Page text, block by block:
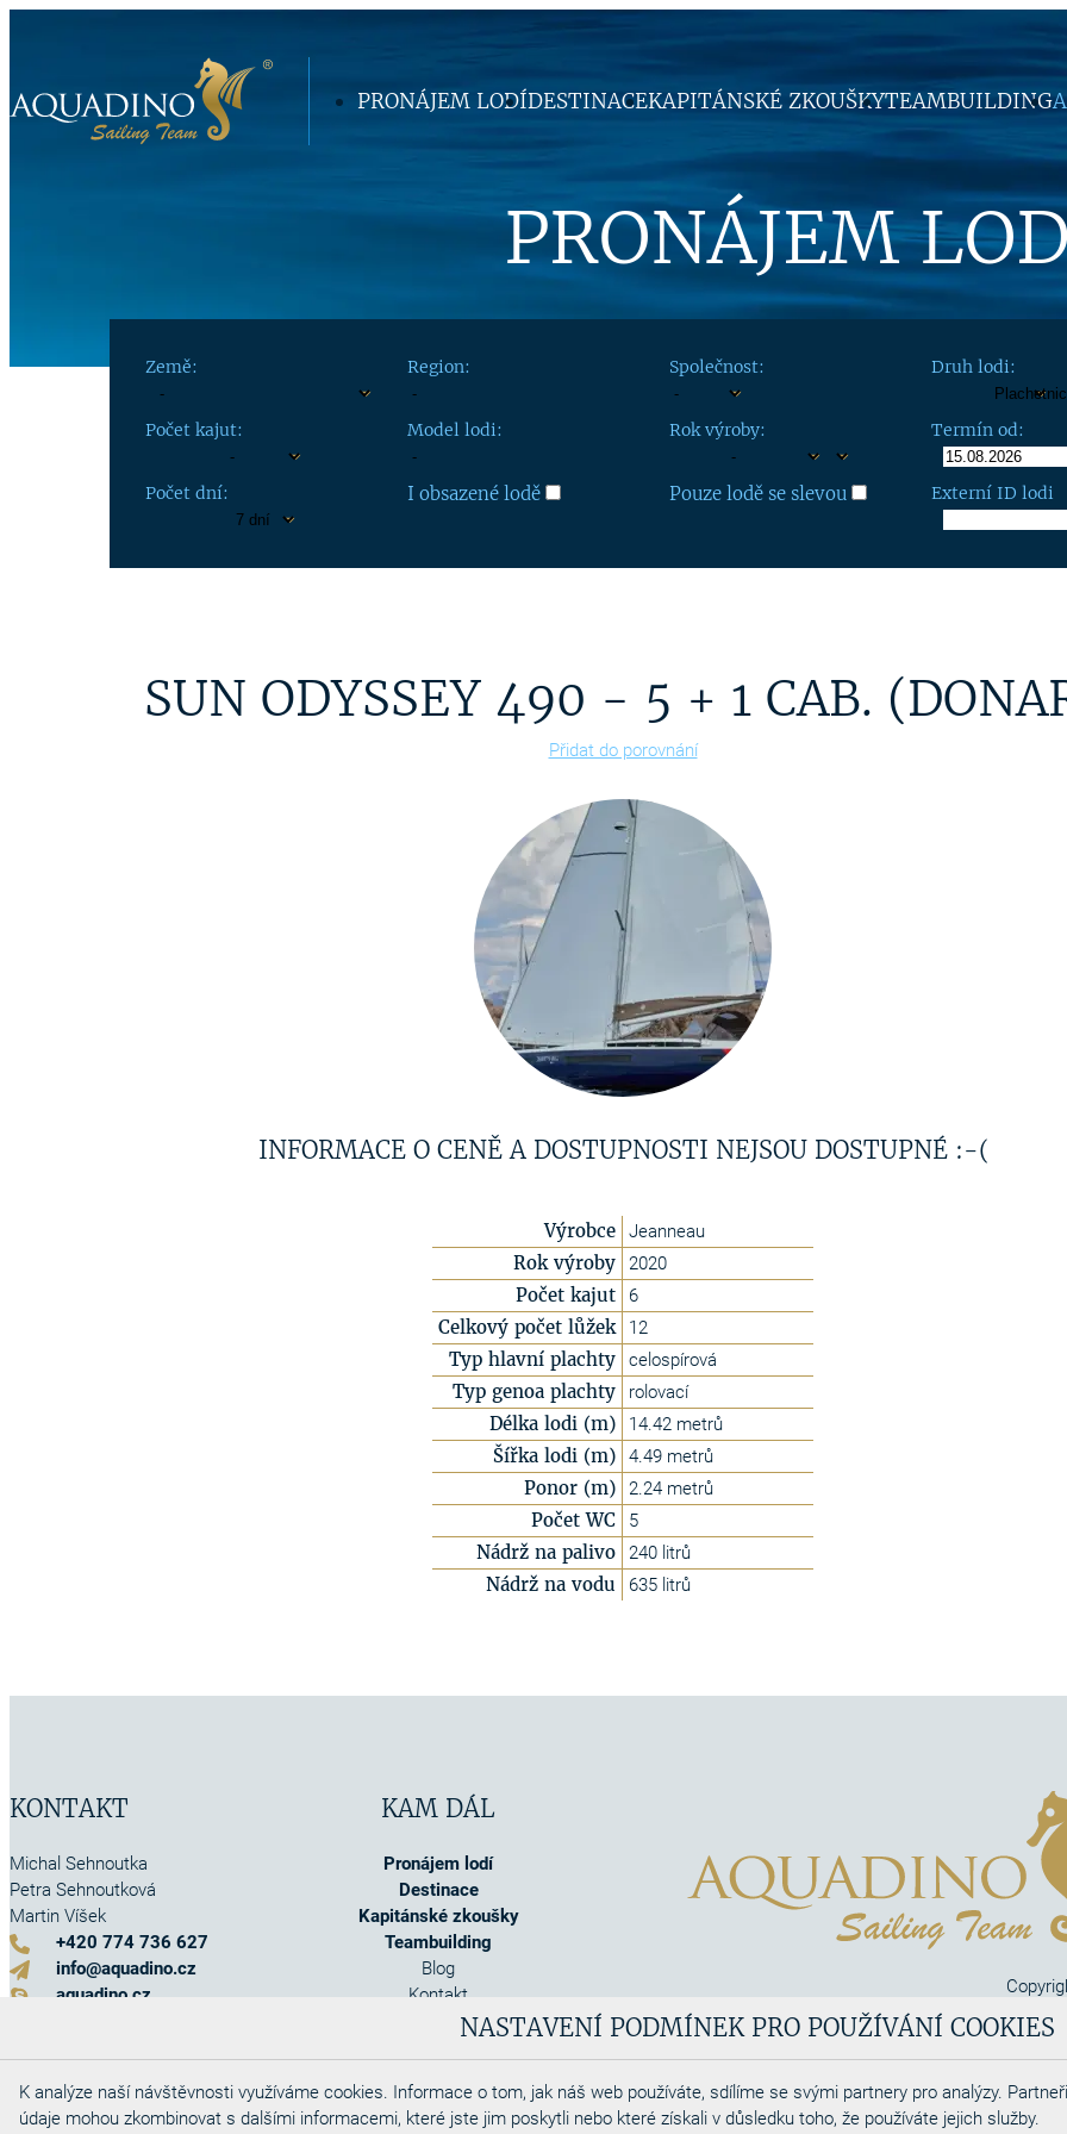
NASTAVENÍ PODMÍNEK PRO POUŽÍVÁNÍ COOKIES
K analýze naší návštěvnosti využíváme cookies. Informace o tom, jak náš web používáte, sdílíme se svými partnery pro analýzy.
údaje mohou zkombinovat s dalšími informacemi, které jste jim poskytli nebo které získali v důsledku toho, že používáte jejich služby.
PRONÁJEM LODÍDESTINACEKAPITÁNSKÉ ZKOUŠKYTEAMBUILDING
PRONÁJEM
Země: Region: Společnost: Druh lodi:
Počet kajut: Model lodi: Rok výroby: Termín od:
Počet dní: I obsazené lodě Pouze lodě se slevou Externí ID lodi
SUN ODYSSEY 490 - 5 + 1 CAB.
Přidat do porovnání
INFORMACE O CENĚ A DOSTUPNOSTI NEJSOU DOSTUPNÉ :-(
Výrobce Jeanneau
Rok výroby 2020
Počet kajut 6
Celkový počet lůžek 12
Typ hlavní plachty celospírová
Typ genoa plachty rolovací
Délka lodi (m) 14.42 metrů
Šířka lodi (m) 4.49 metrů
Ponor (m) 2.24 metrů
Počet WC 5
Nádrž na palivo 240 litrů
Nádrž na vodu 635 litrů
KONTAKT
Michal Sehnoutka
Petra Sehnoutková
Martin Víšek
+420 774 736 627
info@aquadino.cz
aquadino.cz
KAM DÁL
Pronájem lodí
Destinace
Kapitánské zkoušky
Teambuilding
Blog
Kontakt
O nás
Obchodní podmínky
Cookies